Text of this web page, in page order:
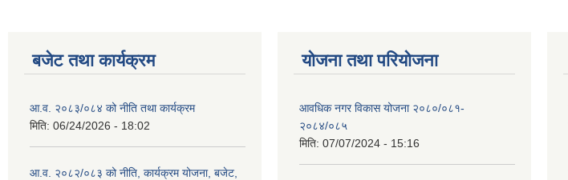
बजेट तथा कार्यक्रम
आ.व. २०८३/०८४ को नीति तथा कार्यक्रम
मिति: 06/24/2026 - 18:02
आ.व. २०८२/०८३ को नीति, कार्यक्रम योजना, बजेट,
योजना तथा परियोजना
आवधिक नगर विकास योजना २०८०/०८१-
२०८४/०८५
मिति: 07/07/2024 - 15:16